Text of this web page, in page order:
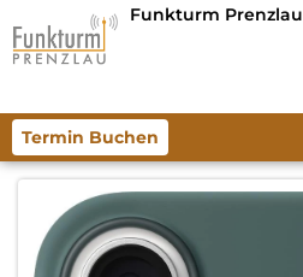
Funkturm Prenzlau
Termin Buchen